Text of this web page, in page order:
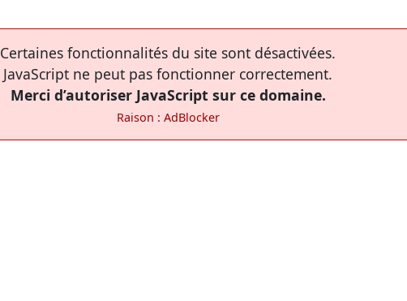
Certaines fonctionnalités du site sont désactivées.
JavaScript ne peut pas fonctionner correctement.
Merci d’autoriser JavaScript sur ce domaine.
Raison : AdBlocker